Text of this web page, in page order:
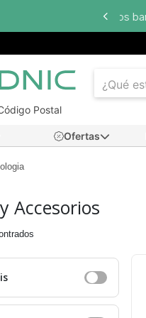
Postal
Ofertas
Accesorios